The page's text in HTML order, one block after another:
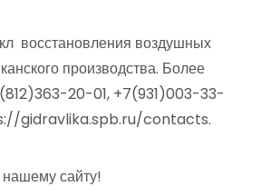
воздушных
производства. Более
20-01, +7(931)003-33-
gidravlika.spb.ru/contacts.
сайту!